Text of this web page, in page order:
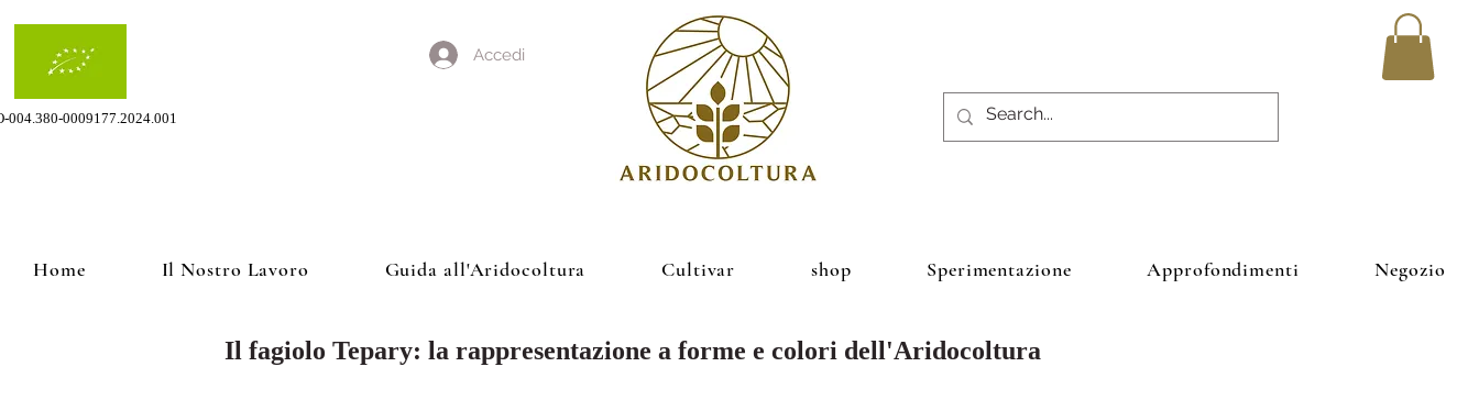
Accedi
004.380-0009177.2024.001
Il fagiolo Tepary: la rappresentazione a forme e colori dell'Aridocoltura
Home Il Nostro Lavoro Guida all'Aridocoltura Cultivar shop Sperimentazione Approfondimenti Negozio